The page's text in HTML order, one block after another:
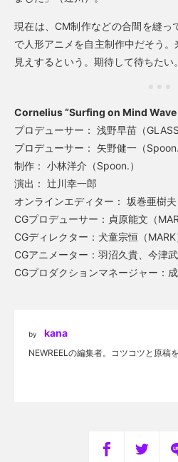
現在は、CM制作などの合間を縫っ
で人形アニメを自主制作中だそう
見えするという。期待して待ちたい。
Cornelius “Surfing on Mind Wave
プロデューサー： 浅野早苗（
プロデューサー： 矢野健一（Spoon.
制作： 小林洋介（Spoon.）
演出： 辻川幸一郎
オンラインエディター： 坂巻亜樹夫
CGプロデューサー：貞原能文（
CGディレクター：犬童宗恒（MARK
CGアニメーター：羽沼久貴、今津武
CGプロダクションマネージャー：成
by kana
NEWREELの編集者。コツコツと原稿を